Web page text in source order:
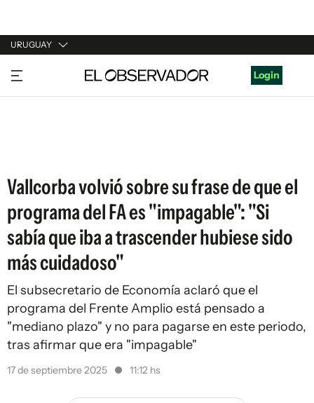
URUGUAY
URUGUAY
ARGENTINA
Login
Vallcorba volvió sobre su frase de que el
programa del FA es "impagable": "Si
sabía que iba a trascender hubiese sido
más cuidadoso"
El subsecretario de Economía aclaró que el
programa del Frente Amplio está pensado a
"mediano plazo" y no para pagarse en este periodo,
tras afirmar que era "impagable"
17 de septiembre 2025 11:12 hs